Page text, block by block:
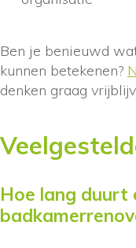
Ben je benieuwd
kunnen betekenen?
denken graag
Hoe lang duurt